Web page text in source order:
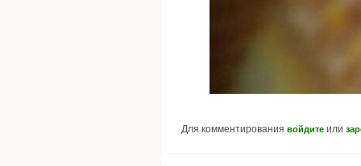
Для комментирования войдите или